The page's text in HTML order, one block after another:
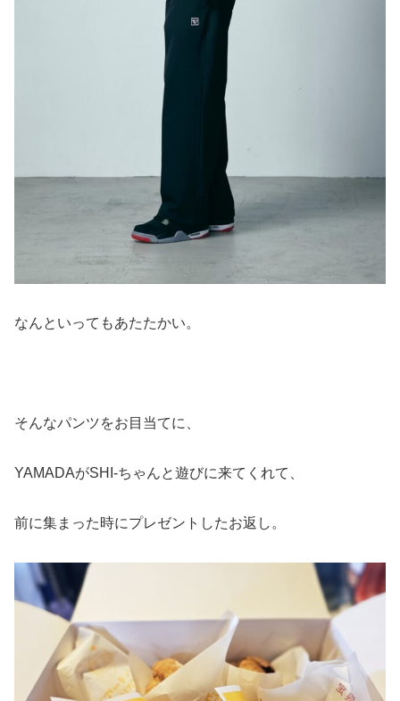
なんといってもあたたかい。
そんなパンツをお目当てに、
YAMADAがSHI-ちゃんと遊びに来てくれて、
前に集まった時にプレゼントしたお返し。